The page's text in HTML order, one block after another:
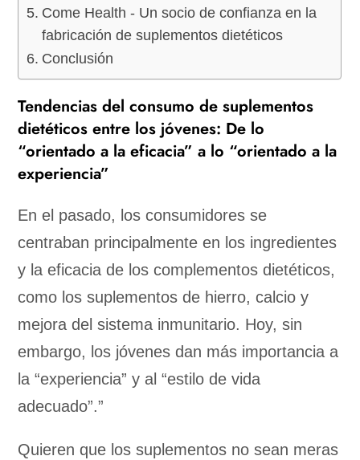
Come Health - Un socio de confianza en la
fabricación de suplementos dietéticos
Conclusión
Tendencias del consumo de suplementos
dietéticos entre los jóvenes: De lo
“orientado a la eficacia” a lo “orientado a la
experiencia”
En el pasado, los consumidores se
centraban principalmente en los ingredientes
y la eficacia de los complementos dietéticos,
como los suplementos de hierro, calcio y
mejora del sistema inmunitario. Hoy, sin
embargo, los jóvenes dan más importancia a
la “experiencia” y al “estilo de vida
adecuado”.”
Quieren que los suplementos no sean meras